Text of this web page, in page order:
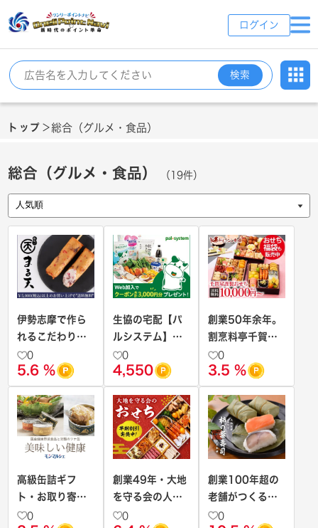
ログイン
検索
トップ ＞総合（グルメ・食品）
総合（グルメ・食品） （19件）
伊勢志摩で作ら
れるこだわりの
磯揚げ【まる天
グループオンラ
インショップ】
0
5.6 %
生協の宅配【パ
ルシステム】新
規WEB加入募集
0
4,550
創業50年余年。
割烹料亭千賀監
修【おせちの千
賀屋】おもてな
し参道本店
0
3.5 %
高級缶詰ギフ
ト・お取り寄せ
専門店「オーシ
0
創業49年・大地
を守る会の人気
No.1おせち
0
創業100年超の
老舗がつくる奈
良名産・柿の葉
0